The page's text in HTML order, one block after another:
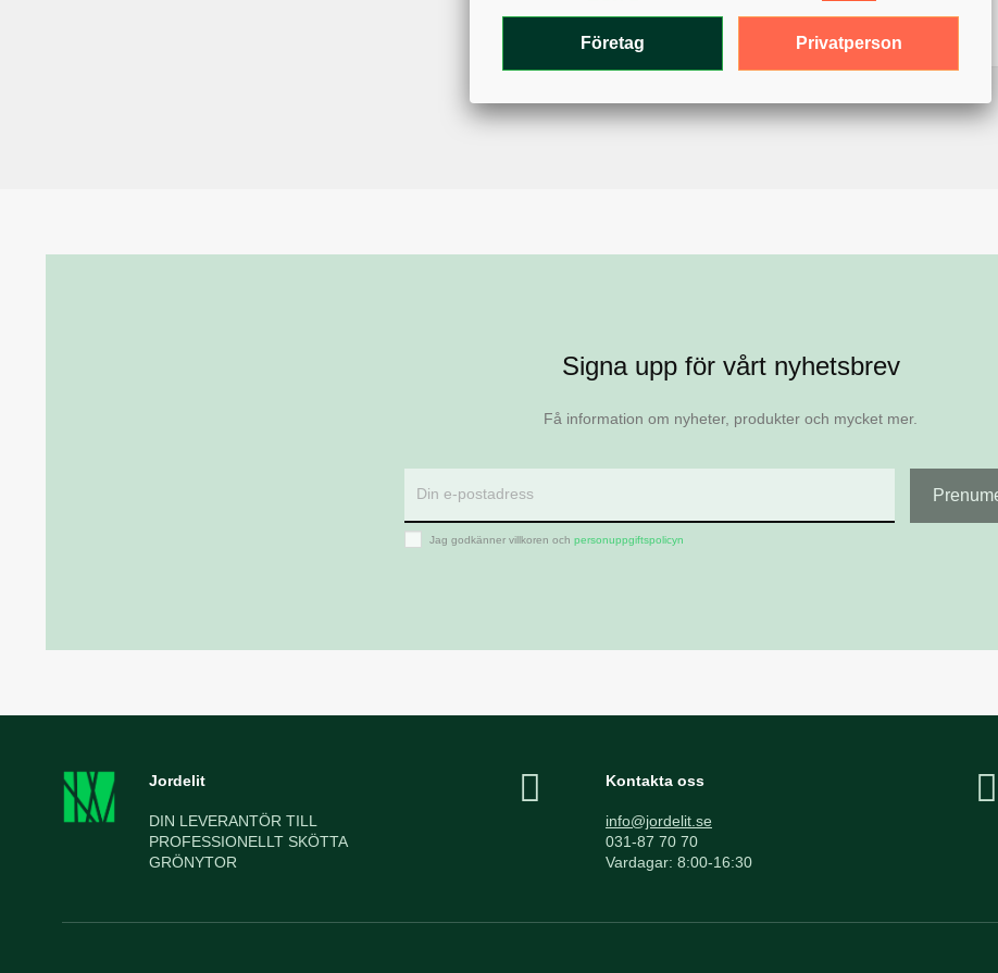
Signa upp för vårt nyhetsbrev
Få information om nyheter, produkter och mycket mer.
Jag godkänner villkoren och personuppgiftspolicyn
Jordelit
DIN LEVERANTÖR TILL
PROFESSIONELLT SKÖTTA
GRÖNYTOR
Kontakta oss
info@jordelit.se
031-87 70 70
Vardagar: 8:00-16:30
Företag Privatperson